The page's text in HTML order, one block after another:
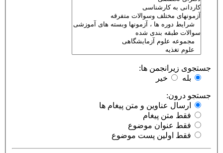
جستجوی زیرانجمن ها:
بله
خیر
جستجو درون:
ارسال عناوین و متن پیغام ها
فقط متن پیغام
فقط عنوان موضوع
فقط اولین پست موضوع